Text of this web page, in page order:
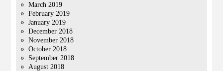
March 2019
February 2019
January 2019
December 2018
November 2018
October 2018
September 2018
August 2018